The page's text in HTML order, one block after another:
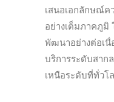
เสนอเอกลักษณ์ค
อย่างเต็มภาคภูมิ
พัฒนาอย่างต่อเนื่
บริการระดับสาก
เหนือระดับที่ทั่วโ